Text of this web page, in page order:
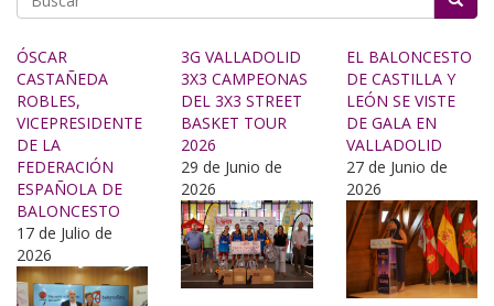
ÓSCAR
CASTAÑEDA
ROBLES,
VICEPRESIDENTE
DE LA
FEDERACIÓN
ESPAÑOLA DE
BALONCESTO
17 de Julio de
2026
3G VALLADOLID
3X3 CAMPEONAS
DEL 3X3 STREET
BASKET TOUR
2026
29 de Junio de
2026
EL BALONCESTO
DE CASTILLA Y
LEÓN SE VISTE
DE GALA EN
VALLADOLID
27 de Junio de
2026